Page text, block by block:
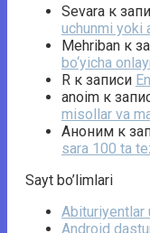
Sevara к
uchunmi yoki
Mehriban к
bo‘yicha
R к записи
anoim к
misollar va
Аноним к
sara 100 ta
Sayt bo’limlari
Abituriyentlar
Android